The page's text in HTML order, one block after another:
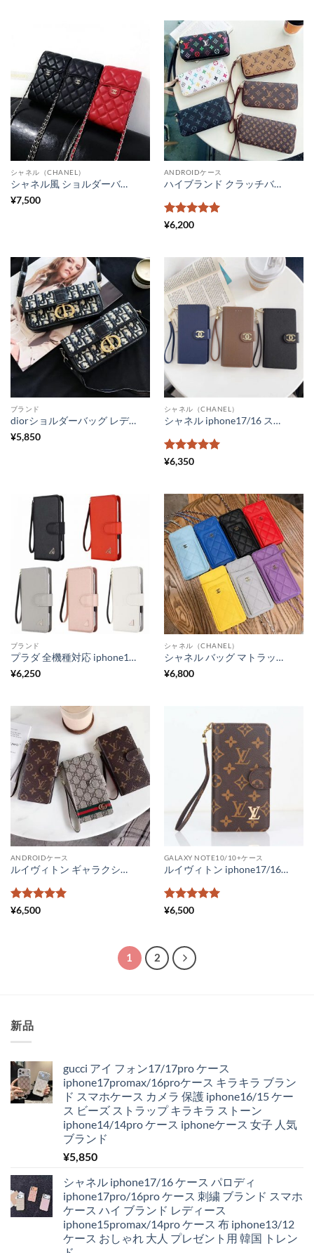
¥5,800
シャネル（CHANEL）
シャネル風 ショルダーバッグ マトラッセ スマホポーチ レディース 革 CHANEL 全機種対応 スマホ保護カバー ミニバッグ ハイブランド パロディ スマホポシェット 財布 斜めがけ
¥7,500
ANDROIDケース
ハイブランド クラッチバッグ パロディ風 ルイヴィトン バッグ 人気 ストラップ付き GUCCI スマホポーチ 財布 セカンドバッグ メンズ 革 バーバリー風 全機種対応 スマホカバー 大人 高級
5段階中
¥6,200
ブランド
diorショルダーバッグ レディース スマホポーチ ハイブランド おしゃれ ディオール ミニバッグ 流行 ポシェットポーチ 小物入れ 全機種対応スマホカバー かわいい
¥5,850
シャネル（CHANEL）
シャネル iphone17/16 スマホケース 手帳型 アンドロイド CHANEL 全機種対応 スマホ保護カバー シンプル ギャラクシーケース ブランド xperiaケース シャネル コピー フリーサイズ 携帯ケース 手帳 カップル
5段階中
¥6,350
ブランド
プラダ 全機種対応 iphone17/16 スマホケース 手帳型 Prada galaxyケース ブランドパロディ 携帯 ケース アンドロイド 革 xperia aceケース かわいい スマホカバー 手帳 スライド式 おしゃれ
¥6,250
シャネル（CHANEL）
シャネル バッグ マトラッセ 新品 スマホポーチ ブランド レディース 全機種対応 スマホケース chanel パロディ風 スマホ財布ショルダー おしゃれ シャネル風 ポケットポーチ 大人
¥6,800
ANDROIDケース
ルイヴィトン ギャラクシーシリーズ ブランド アンドロイドワン ケース かわいい スマホケース エクスペリア aquos 携帯カバー 6.7インチ以下全機種対応
5段階中
¥6,500
GALAXY NOTE10/10+ケース
ルイヴィトン iphone17/16/15 ケース 手帳型 グッチ android スライド式スマホケース ヴィトンスマホケースギャラクシー アイフォン コピー 全機種対応 激安
5段階中
¥6,500
1 2
新品
gucci アイ フォン17/17pro ケース
iphone17promax/16proケース キラキラ ブラン
ド スマホケース カメラ 保護 iphone16/15 ケー
ス ビーズ ストラップ キラキラ ストーン
iphone14/14pro ケース iphoneケース 女子 人気
ブランド
¥5,850
シャネル iphone17/16 ケース パロディ
iphone17pro/16pro ケース 刺繍 ブランド スマホ
ケース ハイ ブランド レディース
iphone15promax/14pro ケース 布 iphone13/12
ケース おしゃれ 大人 プレゼント用 韓国 トレン